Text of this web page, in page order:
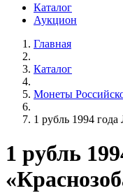
Каталог
Аукцион
Главная
Каталог
Монеты
1 рубль 1994
1 рубль